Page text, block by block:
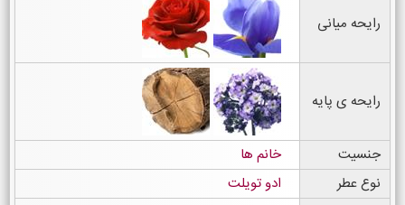
رایحه میانی
رایحه ی پایه
جنسیت
خانم ها
نوع عطر
ادو تویلت